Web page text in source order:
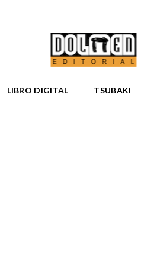
LIBRO DIGITAL TSUBAKI